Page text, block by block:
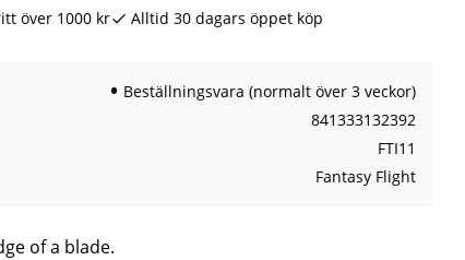
över 1000 kr Alltid 30 dagars öppet köp
Beställningsvara (normalt över 3 veckor)
841333132392
FTI11
Fantasy Flight
of a blade.